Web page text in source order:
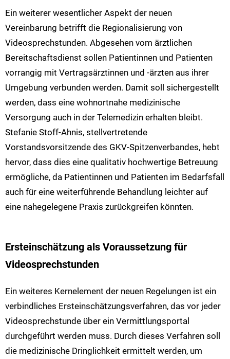
Ein weiterer wesentlicher Aspekt der neuen
Vereinbarung betrifft die Regionalisierung von
Videosprechstunden. Abgesehen vom ärztlichen
Bereitschaftsdienst sollen Patientinnen und Patienten
vorrangig mit Vertragsärztinnen und -ärzten aus ihrer
Umgebung verbunden werden. Damit soll sichergestellt
werden, dass eine wohnortnahe medizinische
Versorgung auch in der Telemedizin erhalten bleibt.
Stefanie Stoff-Ahnis, stellvertretende
Vorstandsvorsitzende des GKV-Spitzenverbandes, hebt
hervor, dass dies eine qualitativ hochwertige Betreuung
ermögliche, da Patientinnen und Patienten im Bedarfsfall
auch für eine weiterführende Behandlung leichter auf
eine nahegelegene Praxis zurückgreifen könnten.
Ersteinschätzung als Voraussetzung für
Videosprechstunden
Ein weiteres Kernelement der neuen Regelungen ist ein
verbindliches Ersteinschätzungsverfahren, das vor jeder
Videosprechstunde über ein Vermittlungsportal
durchgeführt werden muss. Durch dieses Verfahren soll
die medizinische Dringlichkeit ermittelt werden, um